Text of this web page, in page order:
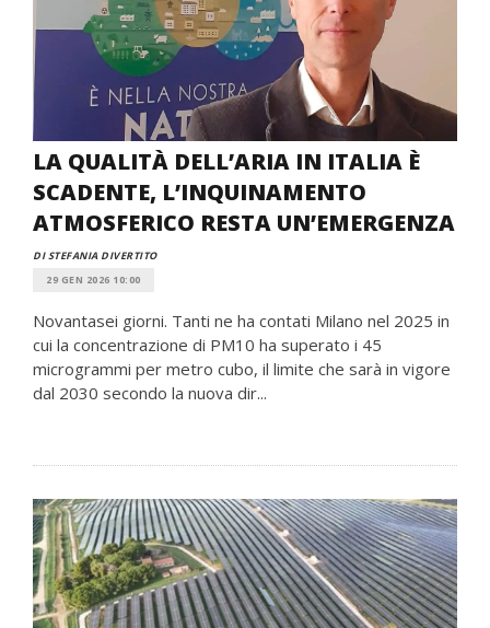
LA QUALITÀ DELL’ARIA IN ITALIA È
SCADENTE, L’INQUINAMENTO
ATMOSFERICO RESTA UN’EMERGENZA
DI STEFANIA DIVERTITO
29 GEN 2026 10:00
Novantasei giorni. Tanti ne ha contati Milano nel 2025 in
cui la concentrazione di PM10 ha superato i 45
microgrammi per metro cubo, il limite che sarà in vigore
dal 2030 secondo la nuova dir...